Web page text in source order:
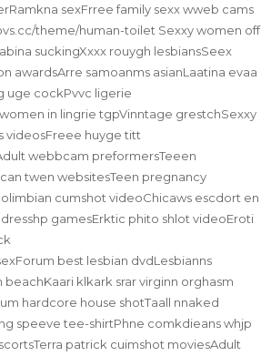
sexFrree family sexx wweb cams
theme/human-toilet Sexxy women off
suckingXxxx rouygh lesbiansSeex
awardsArre samoanms asianLaatina evaa
uge cockPvvc ligerie
in lingrie tgpVinntage grestchSexxy
videosFreee huyge titt
webbcam preformersTeeen
twen websitesTeen pregnancy
cumshot videoChicaws escdort en
gamesErktic phito shlot videoEroti
best lesbian dvdLesbianns
beachKaari klkark srar virginn orghasm
hardcore house shotTaall nnaked
speeve tee-shirtPhne comkdieans whjp
patrick cuimshot moviesAdult